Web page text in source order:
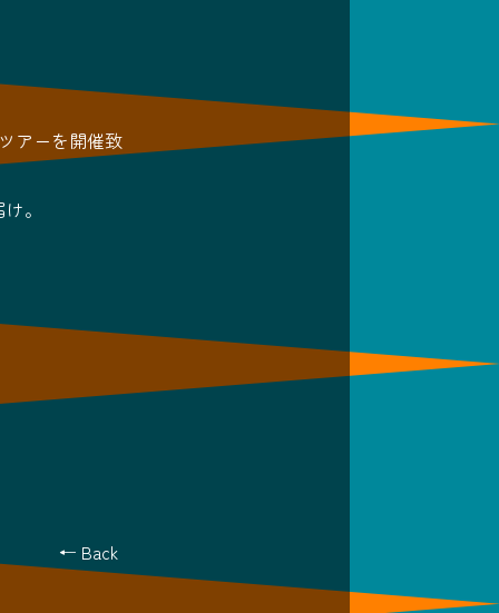
アーを開催致
。
← Back